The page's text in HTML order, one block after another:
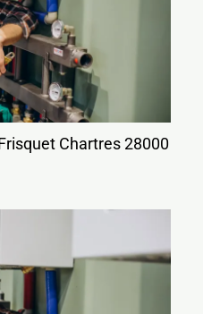
Chartres 28000